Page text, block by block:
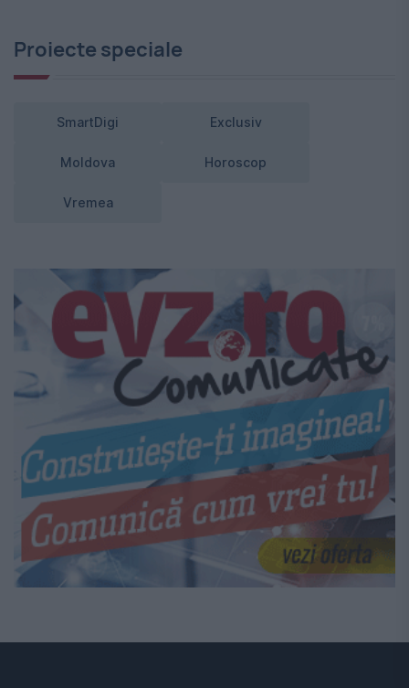
Proiecte speciale
SmartDigi Exclusiv
Moldova Horoscop
Vremea